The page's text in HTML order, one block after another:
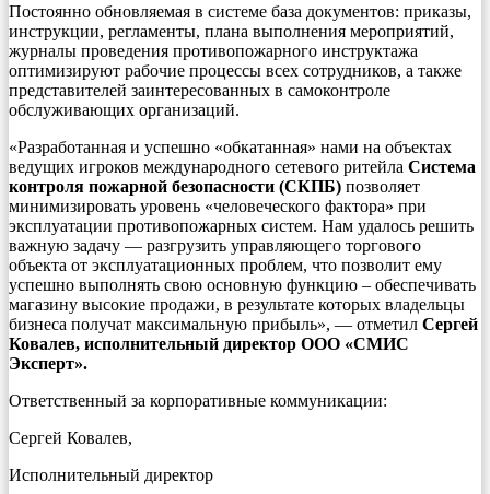
Постоянно обновляемая в системе база документов: приказы,
инструкции, регламенты, плана выполнения мероприятий,
журналы проведения противопожарного инструктажа
оптимизируют рабочие процессы всех сотрудников, а также
представителей заинтересованных в самоконтроле
обслуживающих организаций.
«Разработанная и успешно «обкатанная» нами на объектах
ведущих игроков международного сетевого ритейла Система
контроля пожарной безопасности (СКПБ) позволяет
минимизировать уровень «человеческого фактора» при
эксплуатации противопожарных систем. Нам удалось решить
важную задачу — разгрузить управляющего торгового
объекта от эксплуатационных проблем, что позволит ему
успешно выполнять свою основную функцию – обеспечивать
магазину высокие продажи, в результате которых владельцы
бизнеса получат максимальную прибыль», — отметил Сергей
Ковалев, исполнительный директор ООО «СМИС
Эксперт».
Ответственный за корпоративные коммуникации:
Сергей Ковалев,
Исполнительный директор